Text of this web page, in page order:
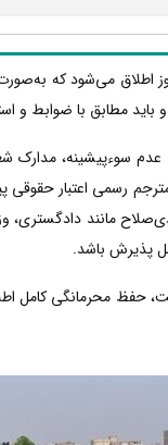
اطلاق می‌شود که
و باید مطابق با ضوابط و
سوءپیشینه، مدارک
رسمی اعتبار حقوقی
مانند دادگستری،
پذیرش باشد.
حفظ محرمانگی کامل